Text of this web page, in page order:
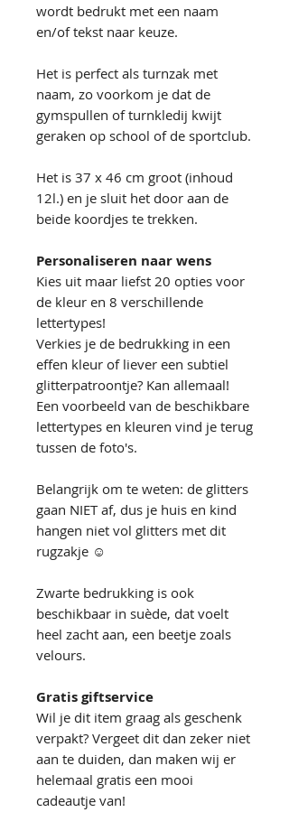
wordt bedrukt met een naam
en/of tekst naar keuze.
Het is perfect als turnzak met
naam, zo voorkom je dat de
gymspullen of turnkledij kwijt
geraken op school of de sportclub.
Het is 37 x 46 cm groot (inhoud
12l.) en je sluit het door aan de
beide koordjes te trekken.
Personaliseren naar wens
Kies uit maar liefst 20 opties voor
de kleur en 8 verschillende
lettertypes!
Verkies je de bedrukking in een
effen kleur of liever een subtiel
glitterpatroontje? Kan allemaal!
Een voorbeeld van de beschikbare
lettertypes en kleuren vind je terug
tussen de foto's.
Belangrijk om te weten: de glitters
gaan NIET af, dus je huis en kind
hangen niet vol glitters met dit
rugzakje ☺︎
Zwarte bedrukking is ook
beschikbaar in suède, dat voelt
heel zacht aan, een beetje zoals
velours.
Gratis giftservice
Wil je dit item graag als geschenk
verpakt? Vergeet dit dan zeker niet
aan te duiden, dan maken wij er
helemaal gratis een mooi
cadeautje van!